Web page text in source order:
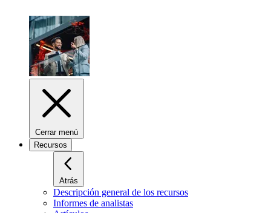
Cerrar menú
Recursos
Atrás
Descripción general de los recursos
Informes de analistas